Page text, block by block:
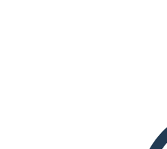
LIRE LE